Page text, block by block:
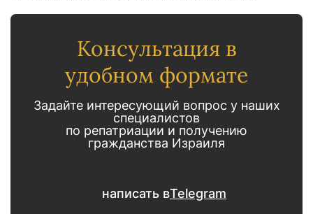
Консультация в
удобном формате
Задайте интересующий вопрос у наших
специалистов
по репатриации и получению
гражданства Израиля
написать вTelegram